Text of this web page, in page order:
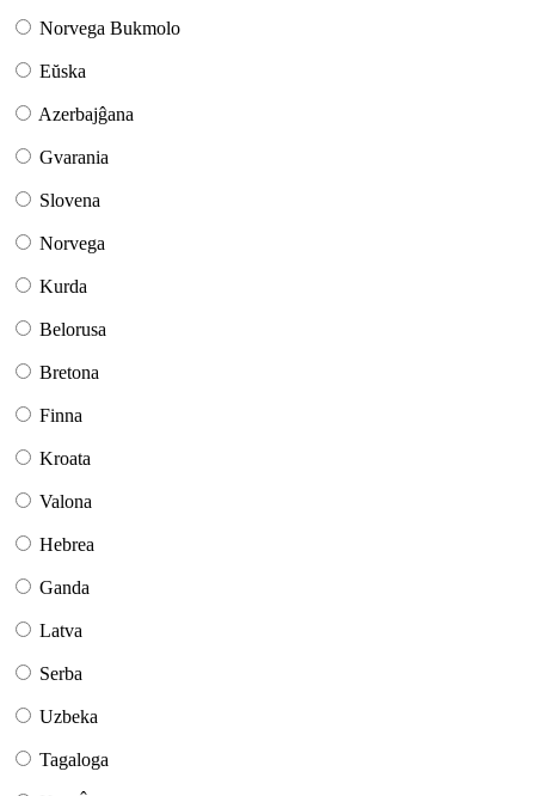
Norvega Bukmolo
Eŭska
Azerbajĝana
Gvarania
Slovena
Norvega
Kurda
Belorusa
Bretona
Finna
Kroata
Valona
Hebrea
Ganda
Latva
Serba
Uzbeka
Tagaloga